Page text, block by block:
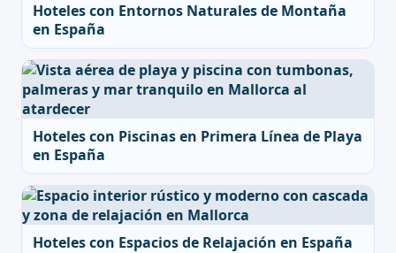
Hoteles con Entornos Naturales de Montaña
en España
Hoteles con Piscinas en Primera Línea de Playa
en España
Hoteles con Espacios de Relajación en España